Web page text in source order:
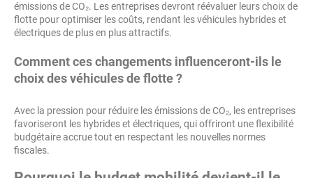
émissions de CO₂. Les entreprises devront réévaluer leurs choix de
flotte pour optimiser les coûts, rendant les véhicules hybrides et
électriques de plus en plus attractifs.
Comment ces changements influenceront-ils le
choix des véhicules de flotte ?
Avec la pression pour réduire les émissions de CO₂, les entreprises
favoriseront les hybrides et électriques, qui offriront une flexibilité
budgétaire accrue tout en respectant les nouvelles normes
fiscales.